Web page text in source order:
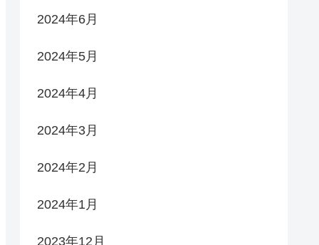
2024年6月
2024年5月
2024年4月
2024年3月
2024年2月
2024年1月
2023年12月